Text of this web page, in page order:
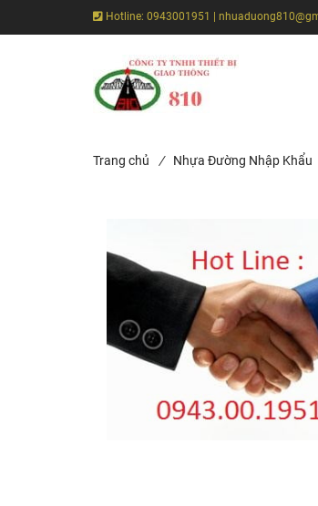
Trang chủ / Nhựa Đường Nhập Khẩu
Hotline: 0943001951 |